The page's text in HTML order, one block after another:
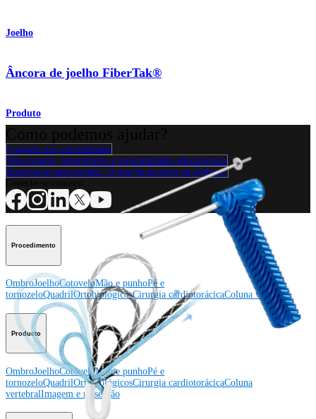
Joelho
Âncora de joelho FiberTak®
Produto
Contacte um representante
Veja eventos, laboratórios e oportunidades educacionais
Inscreva-se para receber: O que há de novo na Arthrex?
Procedimento
OmbroJoelhoCotoveloMão e punhoPé e
tornozeloQuadrilOrtobiológicosCirurgia cardiotorácicaColuna vertebral
Producto
OmbroJoelhoCotoveloMão e punhoPé e
tornozeloQuadrilOrtobiológicosCirurgia cardiotorácicaColuna
vertebralImagem e ressecção